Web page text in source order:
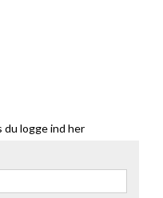
du logge ind her